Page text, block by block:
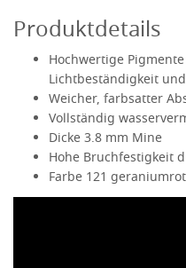
Produktdetails
Hochwertige
Lichtbeständigkeit
Weicher, farbsatter
Vollständig
Dicke 3.8 mm Mine
Hohe Bruchfestigkeit
Farbe 121